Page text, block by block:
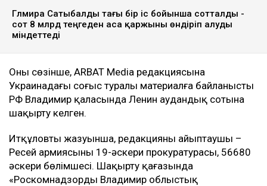
Гүлмира Сатыбалды тағы бір іс бойынша сотталды -
сот 8 млрд теңгеден аса қаржыны өндіріп алуды
міндеттеді
Оның сөзінше, ARBAT Media редакциясына
Украинадағы соғыс туралы материалға байланысты
РФ Владимир қаласында Ленин аудандық сотына
шақырту келген.
Итқұловтың жазуынша, редакцияны айыптаушы –
Ресей армиясының 19-әскери прокуратурасы, 56680
әскери бөлімшесі. Шақырту қағазында
«Роскомнадзордың Владимир облыстық